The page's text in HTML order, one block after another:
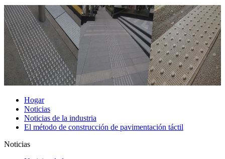
Hogar
Noticias
Noticias de la industria
El método de construcción de pavimentación táctil
Noticias